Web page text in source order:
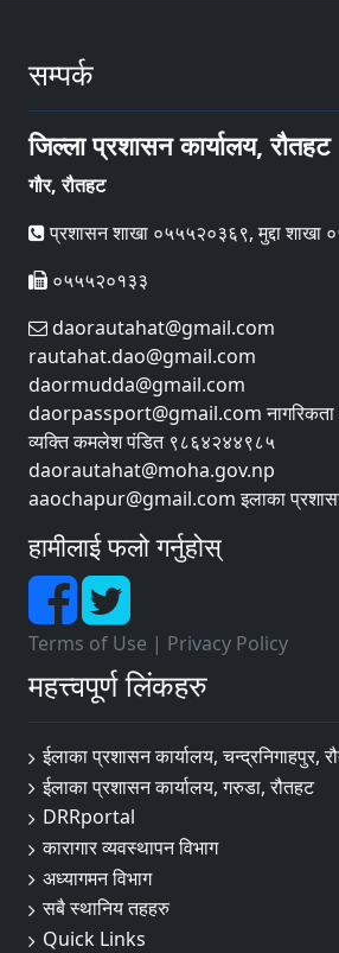
सम्पर्क
जिल्ला प्रशासन कार्यालय, रौतहट
गौर, रौतहट
प्रशासन शाखा ०५५५२०३६९, मुद्दा शाखा
०५५५२०१३३
daorautahat@gmail.com
rautahat.dao@gmail.com
daormudda@gmail.com
daorpassport@gmail.com नागरिकता
व्यक्ति कमलेश पंडित ९८६४२४४९८५
daorautahat@moha.gov.np
aaochapur@gmail.com इलाका प्रशासन
हामीलाई फलो गर्नुहोस्
Terms of Use | Privacy Policy
महत्त्वपूर्ण लिंकहरु
ईलाका प्रशासन कार्यालय, चन्द्रनिगाहपुर,
ईलाका प्रशासन कार्यालय, गरुडा, रौतहट
DRRportal
कारागार व्यवस्थापन विभाग
अध्यागमन विभाग
सबै स्थानिय तहहरु
Quick Links